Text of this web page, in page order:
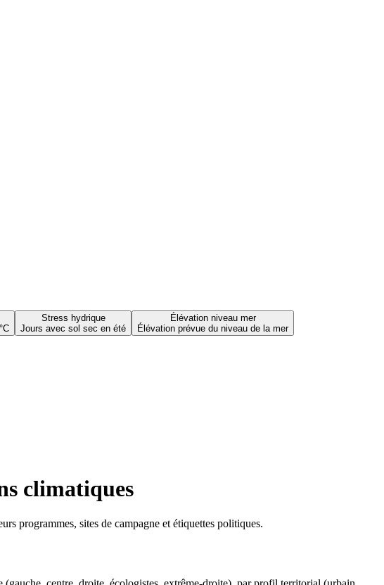
Stress hydrique
Jours avec sol sec en été
Élévation niveau mer
Élévation prévue du niveau de la mer
climatiques
programmes, sites de campagne et étiquettes politiques.